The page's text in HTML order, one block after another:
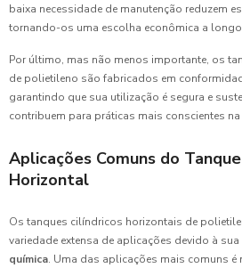
baixa necessidade de manutenção reduzem
tornando-os uma escolha econômica a
Por último, mas não menos importante, os
de polietileno são fabricados em
garantindo que sua utilização é segura e
contribuem para práticas mais conscientes
Aplicações Comuns do
Horizontal
Os tanques cilíndricos horizontais de
variedade extensa de aplicações devido à sua
química. Uma das aplicações mais comuns é